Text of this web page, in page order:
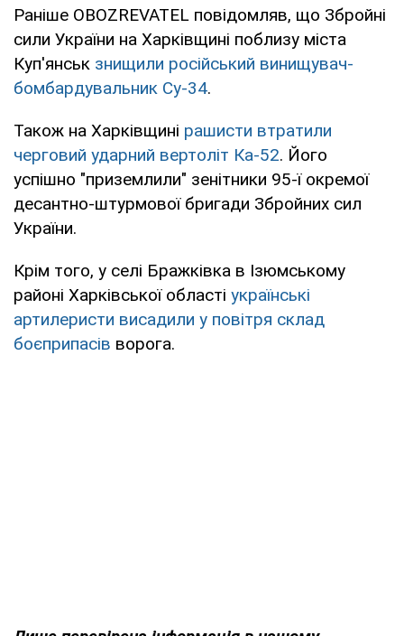
Раніше OBOZREVATEL повідомляв, що Збройні
сили України на Харківщині поблизу міста
Куп'янськ знищили російський винищувач-
бомбардувальник Су-34.
Також на Харківщині рашисти втратили
черговий ударний вертоліт Ка-52. Його
успішно "приземлили" зенітники 95-ї окремої
десантно-штурмової бригади Збройних сил
України.
Крім того, у селі Бражківка в Ізюмському
районі Харківської області українські
артилеристи висадили у повітря склад
боєприпасів ворога.